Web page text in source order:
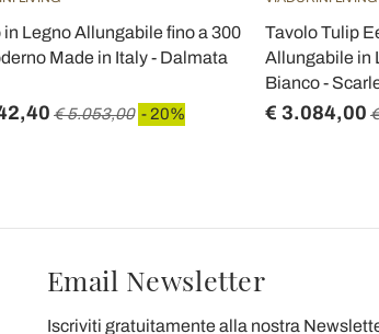
in Legno Allungabile fino a 300
Made in Italy - Dalmata
€ 5.053,00 - 20%
Tavolo Tulip
Allungabile in
Bianco -
€ 3.084,00
Email Newsletter
Iscriviti gratuitamente alla nostra